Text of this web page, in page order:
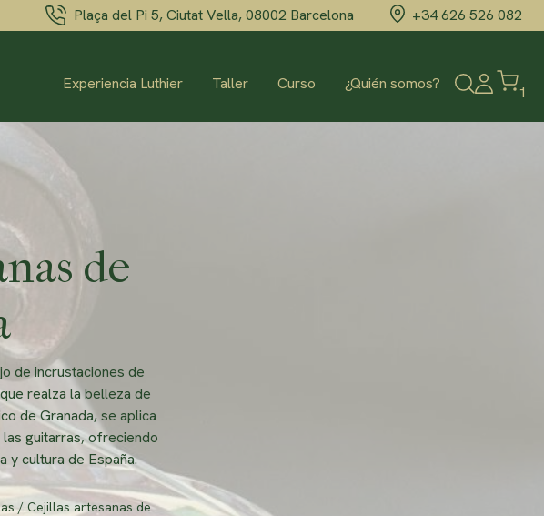
Plaça del Pi 5, Ciutat Vella, 08002 Barcelona +34 626 526 082
Experiencia Luthier Taller Curso ¿Quién somos?
Abrir
formulario
1
de
de incrustaciones de
realza la belleza de
de Granada, se aplica
guitarras, ofreciendo
y cultura de España.
/ Cejillas artesanas de